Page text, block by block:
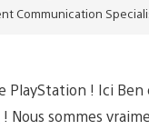
Communication
PlayStation ! Ici Ben
! Nous sommes